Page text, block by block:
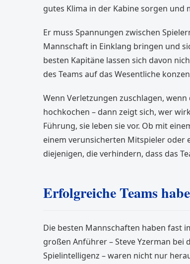
gutes Klima in der Kabine sorgen und
Er muss Spannungen zwischen
Mannschaft in Einklang bringen und
besten Kapitäne lassen sich davon
des Teams auf das Wesentliche
Wenn Verletzungen zuschlagen,
hochkochen – dann zeigt sich, wer
Führung, sie leben sie vor. Ob mit
einem verunsicherten Mitspieler oder
diejenigen, die verhindern, dass das
Erfolgreiche Teams
Die besten Mannschaften haben fast
großen Anführer – Steve Yzerman bei
Spielintelligenz – waren nicht nur